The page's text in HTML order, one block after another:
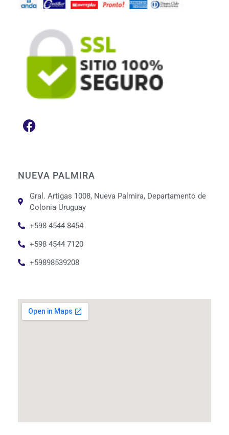
NUEVA PALMIRA
Gral. Artigas 1008, Nueva Palmira, Departamento de
Colonia Uruguay
+598 4544 8454
+598 4544 7120
+59898539208